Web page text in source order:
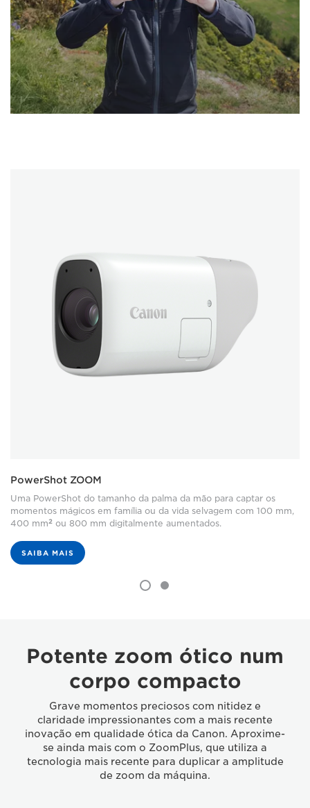
PowerShot ZOOM
Uma PowerShot do tamanho da palma da mão para captar os
momentos mágicos em família ou da vida selvagem com 100 mm,
400 mm2 ou 800 mm digitalmente aumentados.
SAIBA MAIS
Potente zoom ótico num
corpo compacto
Grave momentos preciosos com nitidez e
claridade impressionantes com a mais recente
inovação em qualidade ótica da Canon. Aproxime-
se ainda mais com o ZoomPlus, que utiliza a
tecnologia mais recente para duplicar a amplitude
de zoom da máquina.